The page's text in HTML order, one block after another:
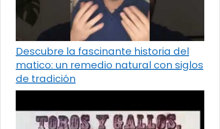
Descubre la fascinante historia del
matico: un remedio natural con siglos
de tradición